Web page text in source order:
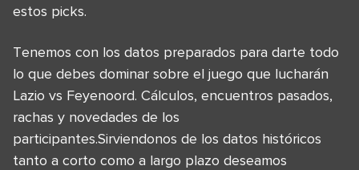
estos picks.
Tenemos con los datos preparados para darte todo
lo que debes dominar sobre el juego que lucharán
Lazio vs Feyenoord. Cálculos, encuentros pasados,
rachas y novedades de los
participantes.Sirviendonos de los datos históricos
tanto a corto como a largo plazo deseamos